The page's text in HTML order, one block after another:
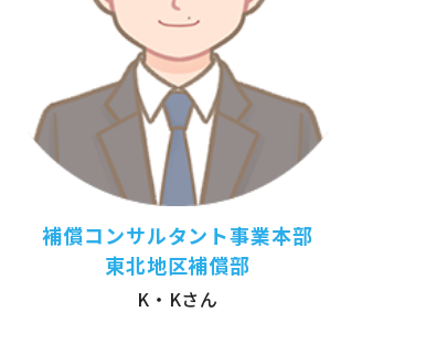
補償コンサルタント事業本部
東北地区補償部
K・Kさん